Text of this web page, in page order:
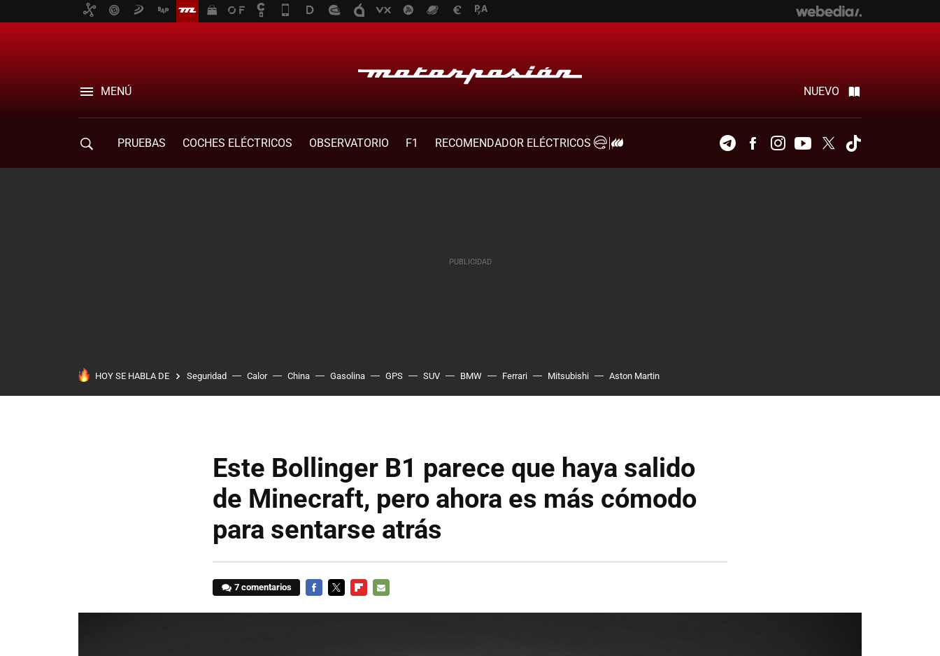
MENÚ NUEVO
PRUEBAS COCHES ELÉCTRICOS OBSERVATORIO F1
RECOMENDADOR ELÉCTRICOS
TelegramFacebookInstagramYoutubeTwitter
HOY SE HABLA DE Seguridad Calor China Gasolina GPS SUV BMW Ferrari Mitsubishi Aston Martin
Este Bollinger B1 parece que haya salido
de Minecraft, pero ahora es más cómodo
para sentarse atrás
7 comentarios